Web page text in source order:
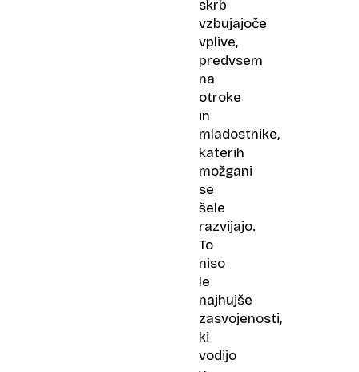
skrb
vzbujajoče
vplive,
predvsem
na
otroke
in
mladostnike,
katerih
možgani
se
šele
razvijajo.
To
niso
le
najhujše
zasvojenosti,
ki
vodijo